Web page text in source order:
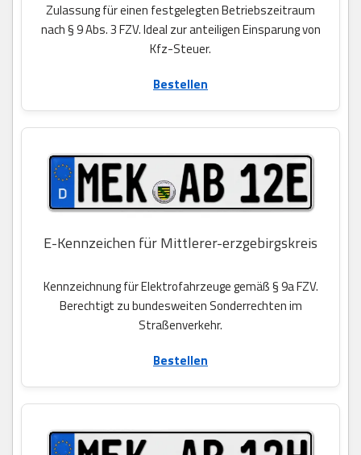
Zulassung für einen festgelegten Betriebszeitraum
nach § 9 Abs. 3 FZV. Ideal zur anteiligen Einsparung von
Kfz-Steuer.
Bestellen
E-Kennzeichen für Mittlerer-erzgebirgskreis
Kennzeichnung für Elektrofahrzeuge gemäß § 9a FZV.
Berechtigt zu bundesweiten Sonderrechten im
Straßenverkehr.
Bestellen